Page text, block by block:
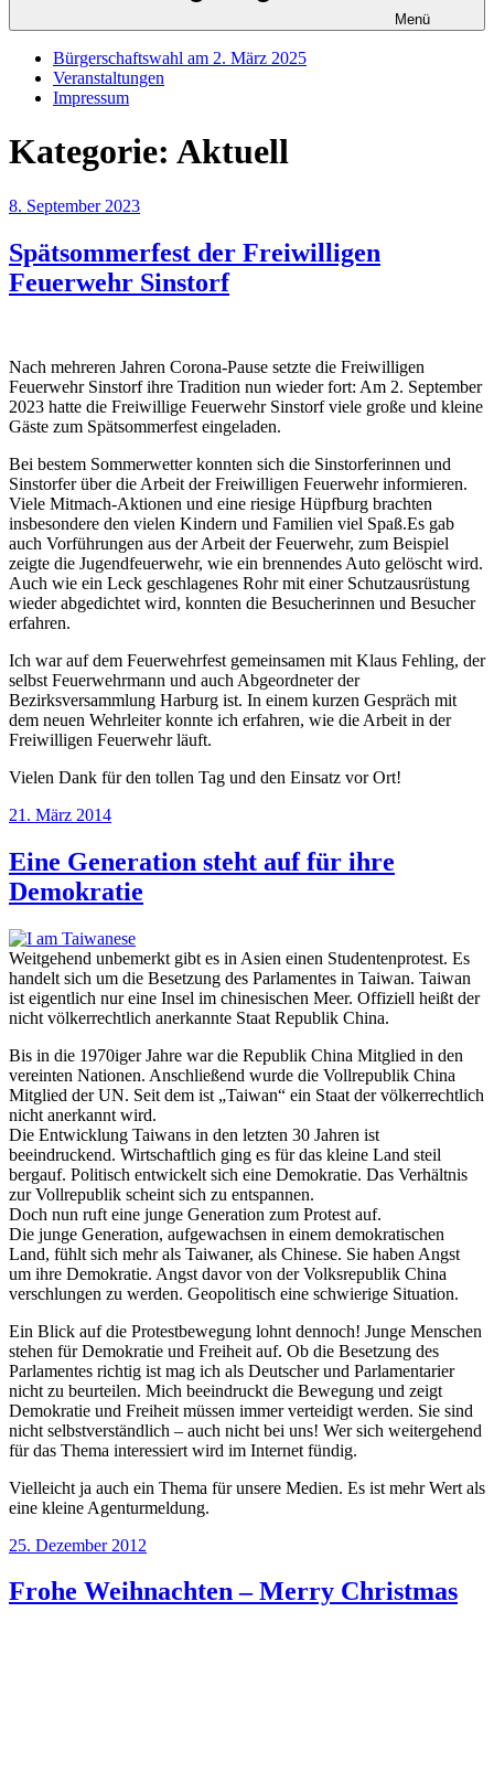
Menü
Bürgerschaftswahl am 2. März 2025
Veranstaltungen
Impressum
Kategorie: Aktuell
Veröffentlicht
8. September 2023
Spätsommerfest der Freiwilligen
Feuerwehr Sinstorf
Nach mehreren Jahren Corona-Pause setzte die Freiwilligen
Feuerwehr Sinstorf ihre Tradition nun wieder fort: Am 2. September
2023 hatte die Freiwillige Feuerwehr Sinstorf viele große und kleine
Gäste zum Spätsommerfest eingeladen.
Bei bestem Sommerwetter konnten sich die Sinstorferinnen und
Sinstorfer über die Arbeit der Freiwilligen Feuerwehr informieren.
Viele Mitmach-Aktionen und eine riesige Hüpfburg brachten
insbesondere den vielen Kindern und Familien viel Spaß.Es gab
auch Vorführungen aus der Arbeit der Feuerwehr, zum Beispiel
zeigte die Jugendfeuerwehr, wie ein brennendes Auto gelöscht wird.
Auch wie ein Leck geschlagenes Rohr mit einer Schutzausrüstung
wieder abgedichtet wird, konnten die Besucherinnen und Besucher
erfahren.
Ich war auf dem Feuerwehrfest gemeinsamen mit Klaus Fehling, der
selbst Feuerwehrmann und auch Abgeordneter der
Bezirksversammlung Harburg ist. In einem kurzen Gespräch mit
dem neuen Wehrleiter konnte ich erfahren, wie die Arbeit in der
Freiwilligen Feuerwehr läuft.
Vielen Dank für den tollen Tag und den Einsatz vor Ort!
Veröffentlicht
21. März 2014
Eine Generation steht auf für ihre
Demokratie
Weitgehend unbemerkt gibt es in Asien einen Studentenprotest. Es
handelt sich um die Besetzung des Parlamentes in Taiwan. Taiwan
ist eigentlich nur eine Insel im chinesischen Meer. Offiziell heißt der
nicht völkerrechtlich anerkannte Staat Republik China.
Bis in die 1970iger Jahre war die Republik China Mitglied in den
vereinten Nationen. Anschließend wurde die Vollrepublik China
Mitglied der UN. Seit dem ist „Taiwan“ ein Staat der völkerrechtlich
nicht anerkannt wird.
Die Entwicklung Taiwans in den letzten 30 Jahren ist
beeindruckend. Wirtschaftlich ging es für das kleine Land steil
bergauf. Politisch entwickelt sich eine Demokratie. Das Verhältnis
zur Vollrepublik scheint sich zu entspannen.
Doch nun ruft eine junge Generation zum Protest auf.
Die junge Generation, aufgewachsen in einem demokratischen
Land, fühlt sich mehr als Taiwaner, als Chinese. Sie haben Angst
um ihre Demokratie. Angst davor von der Volksrepublik China
verschlungen zu werden. Geopolitisch eine schwierige Situation.
Ein Blick auf die Protestbewegung lohnt dennoch! Junge Menschen
stehen für Demokratie und Freiheit auf. Ob die Besetzung des
Parlamentes richtig ist mag ich als Deutscher und Parlamentarier
nicht zu beurteilen. Mich beeindruckt die Bewegung und zeigt
Demokratie und Freiheit müssen immer verteidigt werden. Sie sind
nicht selbstverständlich – auch nicht bei uns! Wer sich weitergehend
für das Thema interessiert wird im Internet fündig.
Vielleicht ja auch ein Thema für unsere Medien. Es ist mehr Wert als
eine kleine Agenturmeldung.
Veröffentlicht
25. Dezember 2012
Frohe Weihnachten – Merry Christmas